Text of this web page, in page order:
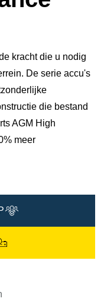
kracht die u nodig
De serie accu's
die bestand
AGM High
meer